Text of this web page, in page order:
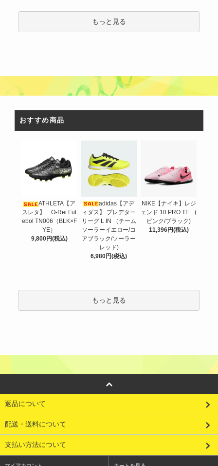
もっと見る
おすすめ商品
ATHLETA【ア
スレタ】 O-Rei Fut
ebol TN006（BLK×F
YE）
9,800円(税込)
adidas【アデ
ィダス】 プレデター
リーグ L IN （チーム
ソーラーイエロー/コ
アブラック/ソーラー
レッド)
6,980円(税込)
NIKE【ナイキ】レジ
ェンド 10 PRO TF (
ピンク/ブラック)
11,396円(税込)
もっと見る
返品について
配送・送料について
支払い方法について